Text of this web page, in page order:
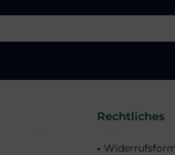
Rechtliches